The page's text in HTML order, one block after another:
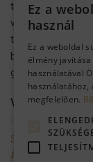
tájára. Ezek a
vitaminokat,
tartalmaznak,
bőrt és hajat. A
gyártási
Szolgáltató
Általános
Ez a
használ
Ez a weboldal
élmény
használatával
használatához,
megfelelően.